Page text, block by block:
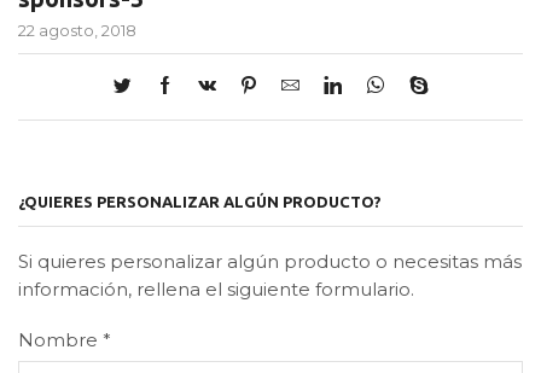
22 agosto, 2018
¿QUIERES PERSONALIZAR ALGÚN PRODUCTO?
Si quieres personalizar algún producto o necesitas más
información, rellena el siguiente formulario.
Nombre *